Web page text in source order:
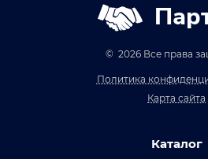
© 2026 Все права
Политика
Карта сайта
Каталог